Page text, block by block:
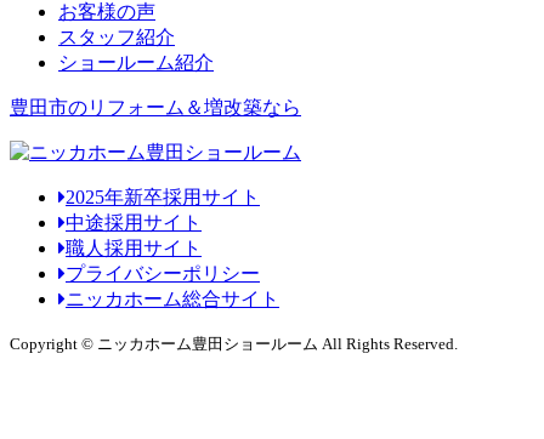
お客様の声
スタッフ紹介
ショールーム紹介
豊田市のリフォーム＆増改築なら
2025年新卒採用サイト
中途採用サイト
職人採用サイト
プライバシーポリシー
ニッカホーム総合サイト
Copyright © ニッカホーム豊田ショールーム All Rights Reserved.